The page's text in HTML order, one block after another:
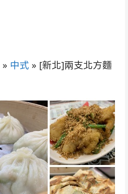
» 中式 » [新北]兩支北方麵